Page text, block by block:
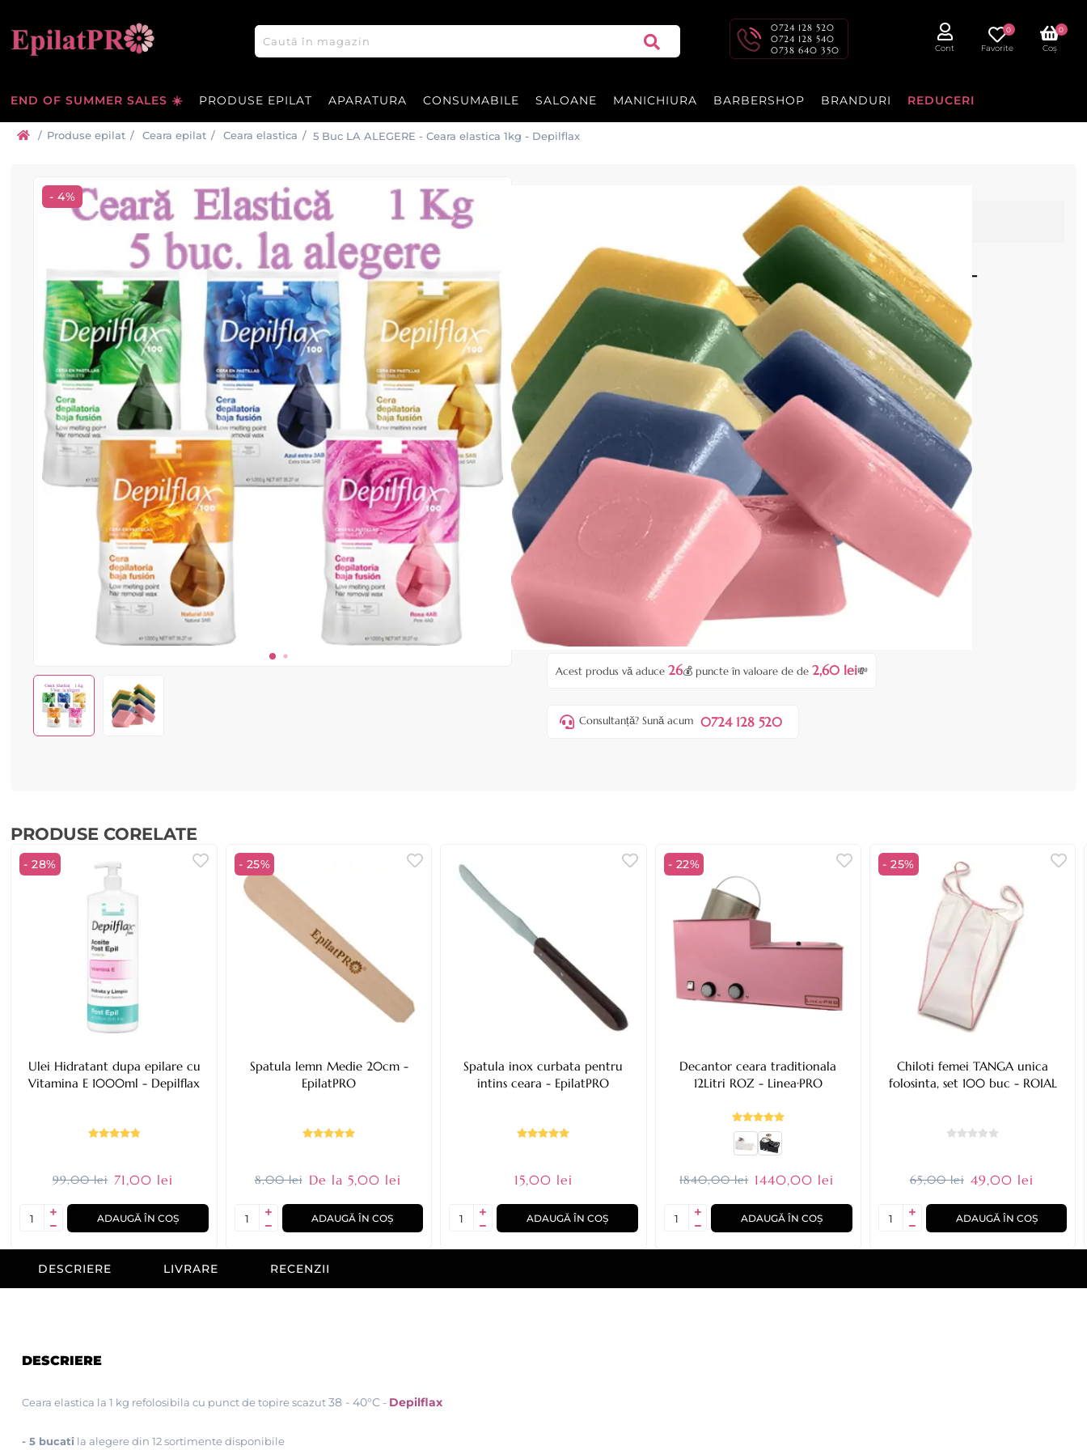
0724 128 520
0724 128 540
0738 640 350
Cont Favorite
0
Coș
0
END OF SUMMER SALES ☀️ PRODUSE EPILAT APARATURA CONSUMABILE SALOANE MANICHIURA BARBERSHOP BRANDURI REDUCERI
/ Produse epilat / Ceara epilat / Ceara elastica / 5 Buc LA ALEGERE - Ceara elastica 1kg - Depilflax
- 4%
Ne pare rău, acest produs nu mai este disponibil
5 Buc LA ALEGERE - Ceara elastica 1kg -
Depilflax
Ceara elastica la 1 kg Depilflax cu punct de topire scazut
- 5 bucati de ceara la alegere din 12 sortimente disponibile
numai 53 lei / bucata
Ceara de calitate Premium import Spania
5 recenzii| Adăugați recenzia dvs.
Cod produs:
Anunță-mă când e disponibil
265,00 lei
Acest produs vă aduce26💰 puncte în valoare de de2,60 lei💸
Consultanță? Sună acum 0724 128 520
PRODUSE CORELATE
- 28%
Ulei Hidratant dupa epilare cu
Vitamina E 1000ml - Depilflax
99,00 lei 71,00 lei
ADAUGĂ ÎN COȘ
- 25%
Spatula lemn Medie 20cm -
EpilatPRO
8,00 lei De la 5,00 lei
ADAUGĂ ÎN COȘ
Spatula inox curbata pentru
intins ceara - EpilatPRO
15,00 lei
ADAUGĂ ÎN COȘ
- 22%
Decantor ceara traditionala
12Litri ROZ - Linea·PRO
1840,00 lei 1440,00 lei
ADAUGĂ ÎN COȘ
- 25%
Chiloti femei TANGA unica
folosinta, set 100 buc - ROIAL
65,00 lei 49,00 lei
ADAUGĂ ÎN COȘ
DESCRIERE LIVRARE RECENZII
DESCRIERE
Ceara elastica la 1 kg refolosibila cu punct de topire scazut38 - 40°C- Depilflax
- 5 bucati la alegere din 12 sortimente disponibile